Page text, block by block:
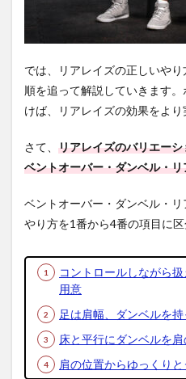
レイ
種
類・
バリ
エー
ン
5.1
トオ
ー・
ベ
ル・
リア
ズ
5.2
サイ
ドラ
では、リアレイズの正しいや
順を追って解説していきます
けば、リアレイズの効果をより
さて、 リアレイズのバリエー
ベントオーバー・ダンベル・リ
ベントオーバー・ダンベル・
やり方を1番から4番の項目に
コントロールしながら
用意
足は肩幅、ダンベルを
床と平行にダンベルを
肩の位置からゆっくり